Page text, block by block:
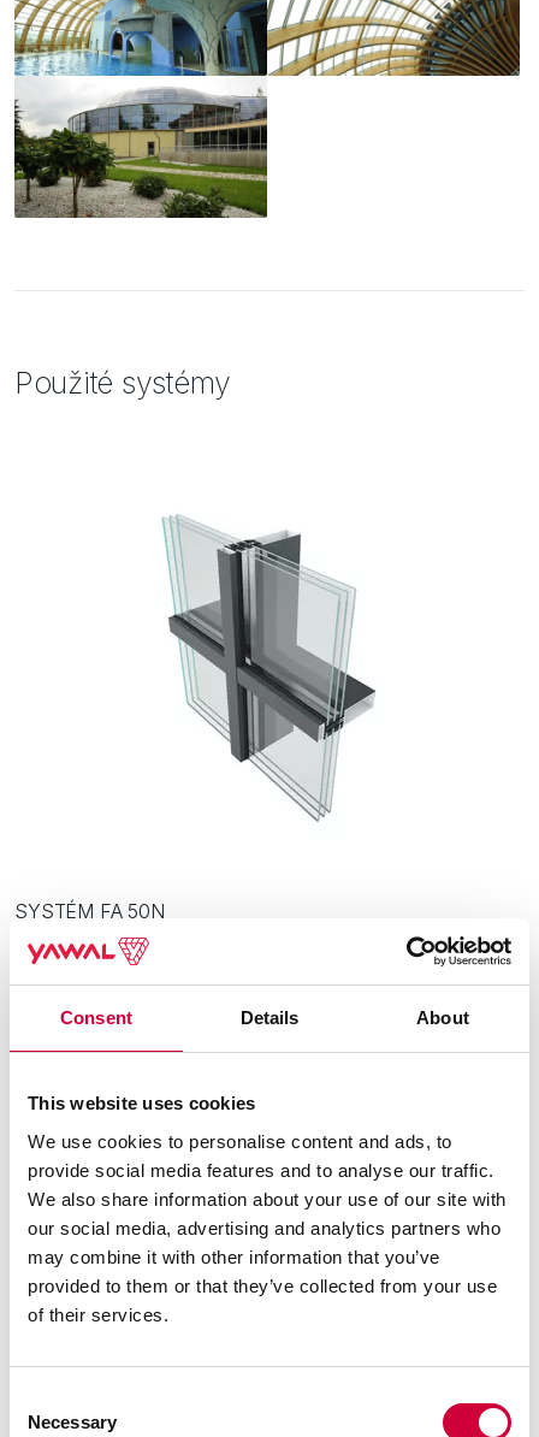
Consent Details About
This website uses cookies
We use cookies to personalise content and ads, to
provide social media features and to analyse our traffic.
We also share information about your use of our site with
our social media, advertising and analytics partners who
may combine it with other information that you’ve
provided to them or that they’ve collected from your use
of their services.
Selection
Necessary
Použité systémy
SYSTÉM FA 50N
Viz podobné